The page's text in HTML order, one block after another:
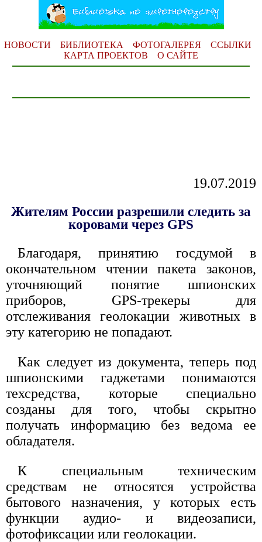
НОВОСТИ БИБЛИОТЕКА ФОТОГАЛЕРЕЯ
ССЫЛКИ
КАРТА ПРОЕКТОВ
О САЙТЕ
19.07.2019
Жителям России разрешили следить за
коровами через GPS
Благодаря, принятию госдумой в
окончательном чтении пакета законов,
уточняющий понятие шпионских
приборов, GPS-трекеры для
отслеживания геолокации животных в
эту категорию не попадают.
Как следует из документа, теперь под
шпионскими гаджетами понимаются
техсредства, которые специально
созданы для того, чтобы скрытно
получать информацию без ведома ее
обладателя.
К специальным техническим
средствам не относятся устройства
бытового назначения, у которых есть
функции аудио- и видеозаписи,
фотофиксации или геолокации.